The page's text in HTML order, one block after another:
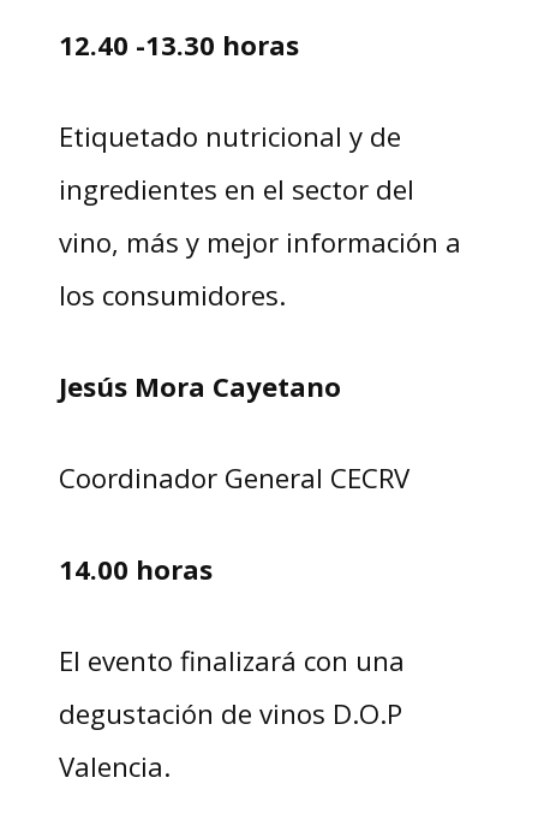
12.40 -13.30 horas
Etiquetado nutricional y de
ingredientes en el sector del
vino, más y mejor información a
los consumidores.
Jesús Mora Cayetano
Coordinador General CECRV
14.00 horas
El evento finalizará con una
degustación de vinos D.O.P
Valencia.